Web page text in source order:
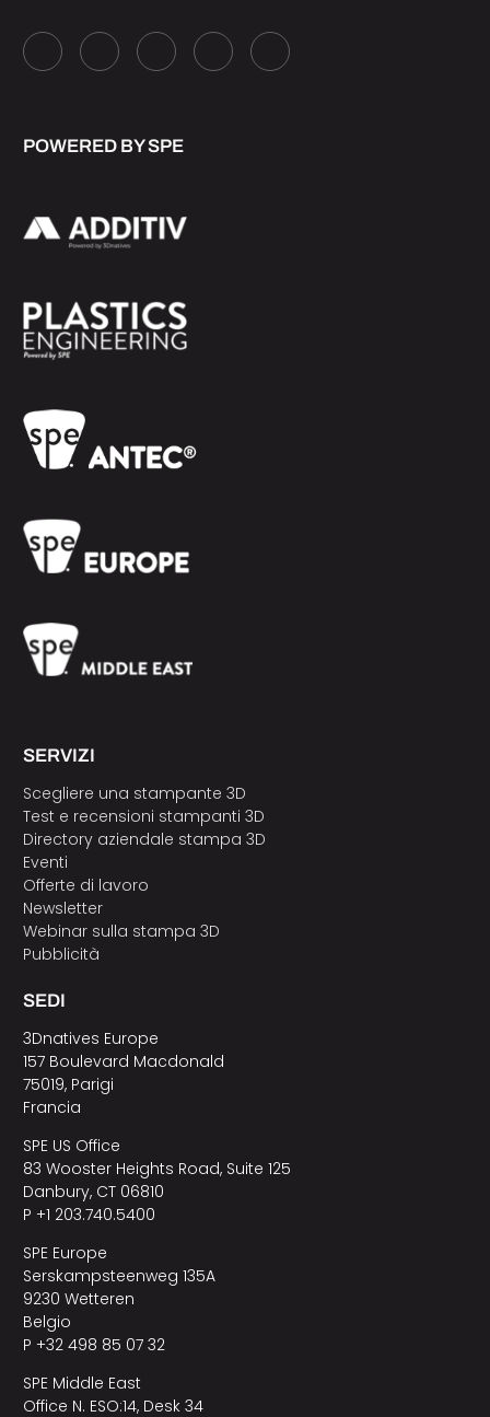
POWERED BY SPE
SERVIZI
Scegliere una stampante 3D
Test e recensioni stampanti 3D
Directory aziendale stampa 3D
Eventi
Offerte di lavoro
Newsletter
Webinar sulla stampa 3D
Pubblicità
SEDI
3Dnatives Europe
157 Boulevard Macdonald
75019, Parigi
Francia
SPE US Office
83 Wooster Heights Road, Suite 125
Danbury, CT 06810
P +1 203.740.5400
SPE Europe
Serskampsteenweg 135A
9230 Wetteren
Belgio
P +32 498 85 07 32
SPE Middle East
Office N. ESO:14, Desk 34